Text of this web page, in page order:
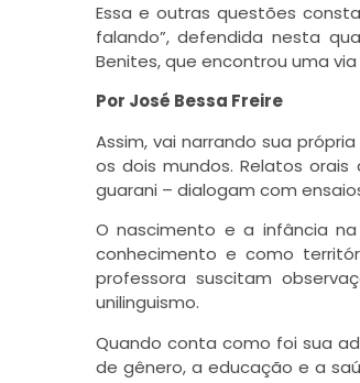
Essa e outras questões
falando”, defendida nesta
Benites, que encontrou uma
Por José Bessa Freire
Assim, vai narrando sua
os dois mundos. Relatos
guarani – dialogam com
O nascimento e a infância
conhecimento e como
professora suscitam
unilinguismo.
Quando conta como foi sua
de gênero, a educação e a